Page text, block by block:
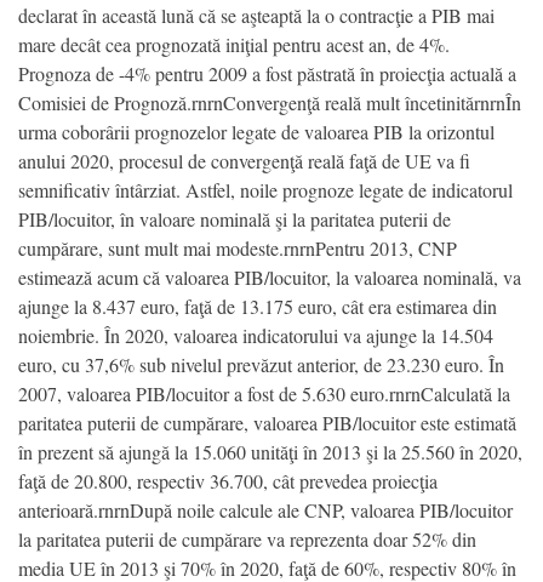
declarat în această lună că se aşteaptă la o contracţie a PIB mai
mare decât cea prognozată iniţial pentru acest an, de 4%.
Prognoza de -4% pentru 2009 a fost păstrată în proiecţia actuală a
Comisiei de Prognoză.rnrnConvergenţă reală mult încetinitărnrnÎn
urma coborârii prognozelor legate de valoarea PIB la orizontul
anului 2020, procesul de convergenţă reală faţă de UE va fi
semnificativ întârziat. Astfel, noile prognoze legate de indicatorul
PIB/locuitor, în valoare nominală şi la paritatea puterii de
cumpărare, sunt mult mai modeste.rnrnPentru 2013, CNP
estimează acum că valoarea PIB/locuitor, la valoarea nominală, va
ajunge la 8.437 euro, faţă de 13.175 euro, cât era estimarea din
noiembrie. În 2020, valoarea indicatorului va ajunge la 14.504
euro, cu 37,6% sub nivelul prevăzut anterior, de 23.230 euro. În
2007, valoarea PIB/locuitor a fost de 5.630 euro.rnrnCalculată la
paritatea puterii de cumpărare, valoarea PIB/locuitor este estimată
în prezent să ajungă la 15.060 unităţi în 2013 şi la 25.560 în 2020,
faţă de 20.800, respectiv 36.700, cât prevedea proiecţia
anterioară.rnrnDupă noile calcule ale CNP, valoarea PIB/locuitor
la paritatea puterii de cumpărare va reprezenta doar 52% din
media UE în 2013 şi 70% în 2020, faţă de 60%, respectiv 80% în